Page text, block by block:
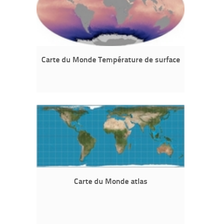
Carte du Monde Température de surface
Carte du Monde atlas